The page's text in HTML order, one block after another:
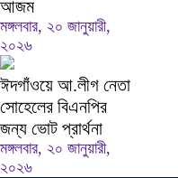
আজম
মঙ্গলবার, ২০ জানুয়ারী,
২০২৬
ঈদগাঁওয়ে আ.লীগ নেতা
সোহেলের বিএনপির
জন্য ভোট প্রার্থনা
মঙ্গলবার, ২০ জানুয়ারী,
২০২৬